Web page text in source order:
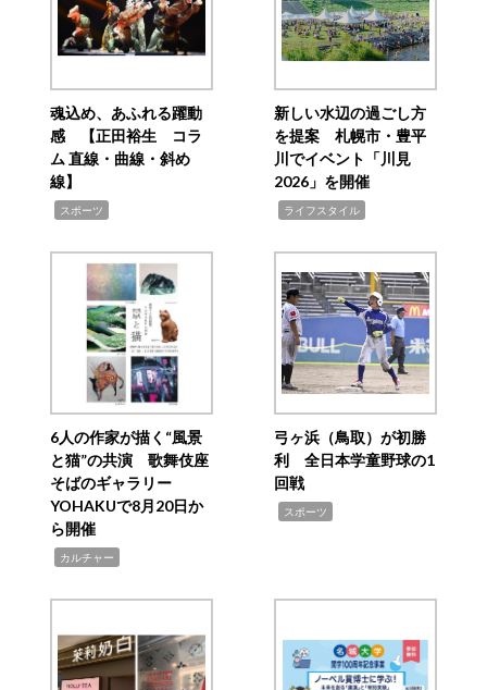
魂込め、あふれる躍動
感 【正田裕生 コラ
ム 直線・曲線・斜め
線】
スポーツ
新しい水辺の過ごし方
を提案 札幌市・豊平
川でイベント「川見
2026」を開催
ライフスタイル
6人の作家が描く“風景
と猫”の共演 歌舞伎座
そばのギャラリー
YOHAKUで8月20日か
ら開催
カルチャー
弓ヶ浜（鳥取）が初勝
利 全日本学童野球の1
回戦
スポーツ